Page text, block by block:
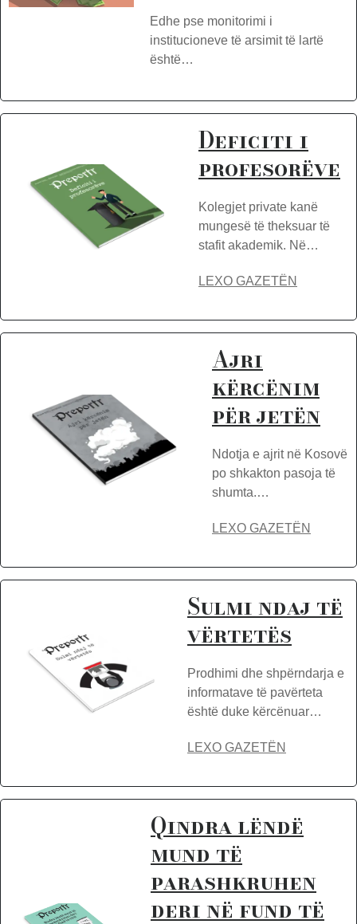
Edhe pse monitorimi i
institucioneve të arsimit të lartë
është…
Deficiti i
profesorëve
Kolegjet private kanë
mungesë të theksuar të
stafit akademik. Në…
LEXO GAZETËN
Ajri
kërcënim
për jetën
Ndotja e ajrit në Kosovë
po shkakton pasoja të
shumta.…
LEXO GAZETËN
Sulmi ndaj të
vërtetës
Prodhimi dhe shpërndarja e
informatave të pavërteta
është duke kërcënuar…
LEXO GAZETËN
Qindra lëndë
mund të
parashkruhen
deri në fund të